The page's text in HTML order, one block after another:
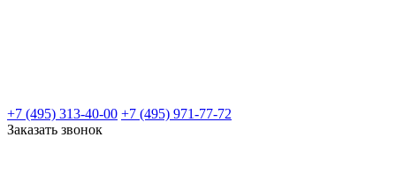
+7 (495) 313-40-00 +7 (495) 971-77-72
Заказать звонок